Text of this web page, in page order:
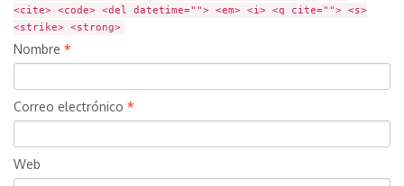
<cite> <code> <del datetime=""> <em> <i> <q cite=""> <s>
<strike> <strong>
Nombre *
Correo electrónico *
Web